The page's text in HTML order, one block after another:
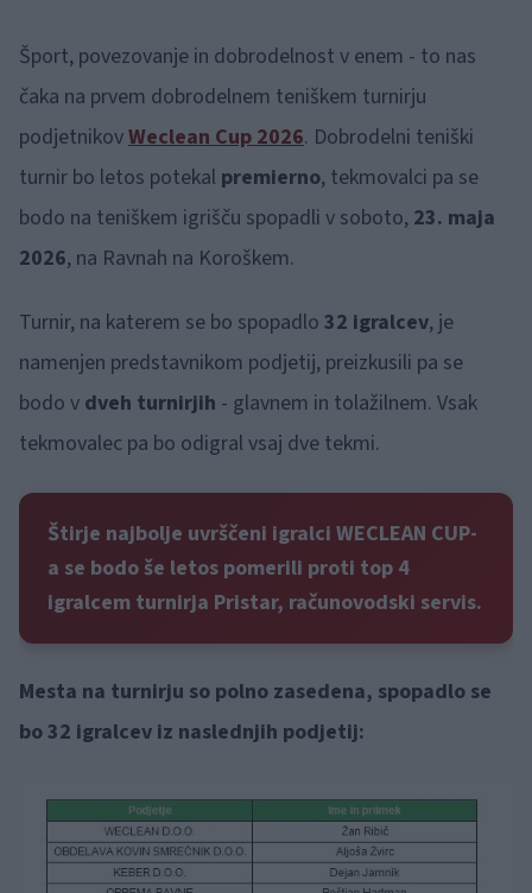
Šport, povezovanje in dobrodelnost v enem - to nas
čaka na prvem dobrodelnem teniškem turnirju
podjetnikovWeclean Cup 2026. Dobrodelni teniški
turnir bo letos potekal premierno, tekmovalci pa se
bodo na teniškem igrišču spopadli v soboto, 23. maja
2026, na Ravnah na Koroškem.
Turnir, na katerem se bo spopadlo 32 igralcev, je
namenjen predstavnikom podjetij, preizkusili pa se
bodo v dveh turnirjih - glavnem in tolažilnem. Vsak
tekmovalec pa bo odigral vsaj dve tekmi.
Štirje najbolje uvrščeni igralci WECLEAN CUP-
a se bodo še letos pomerili proti top 4
igralcem turnirja Pristar, računovodski servis.
Mesta na turnirju so polno zasedena, spopadlo se
bo 32 igralcev iz naslednjih podjetij: